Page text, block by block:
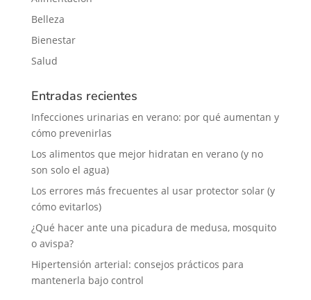
Belleza
Bienestar
Salud
Entradas recientes
Infecciones urinarias en verano: por qué aumentan y
cómo prevenirlas
Los alimentos que mejor hidratan en verano (y no
son solo el agua)
Los errores más frecuentes al usar protector solar (y
cómo evitarlos)
¿Qué hacer ante una picadura de medusa, mosquito
o avispa?
Hipertensión arterial: consejos prácticos para
mantenerla bajo control